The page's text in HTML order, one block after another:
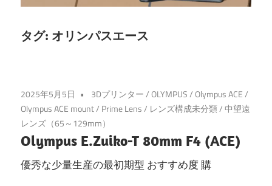
タグ: オリンパスエース
2025年5月5日 3Dプリンター/OLYMPUS/Olympus ACE/
Olympus ACE mount/ Prime Lens/ レンズ構成未分類/中望遠
レンズ（65～129mm）
Olympus E.Zuiko-T 80mm F4 (ACE)
優秀な少量生産の最初期型 おすすめ度 購